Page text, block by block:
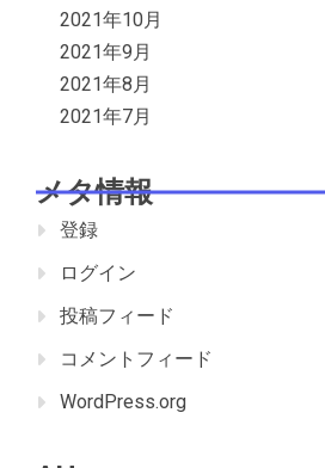
2021年10月
2021年9月
2021年8月
2021年7月
メタ情報
登録
ログイン
投稿フィード
コメントフィード
WordPress.org